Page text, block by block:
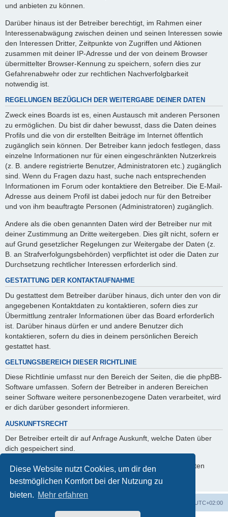
Diese Website nutzt Cookies, um dir den
bestmöglichen Komfort bei der Nutzung zu
bieten. Mehr erfahren
und anbieten zu können.
Darüber hinaus ist der Betreiber berechtigt, im Rahmen einer
Interessenabwägung zwischen deinen und seinen Interessen sowie
den Interessen Dritter, Zeitpunkte von Zugriffen und Aktionen
zusammen mit deiner IP-Adresse und der von deinem Browser
übermittelter Browser-Kennung zu speichern, sofern dies zur
Gefahrenabwehr oder zur rechtlichen Nachverfolgbarkeit
notwendig ist.
REGELUNGEN BEZÜGLICH DER WEITERGABE DEINER DATEN
Zweck eines Boards ist es, einen Austausch mit anderen Personen
zu ermöglichen. Du bist dir daher bewusst, dass die Daten deines
Profils und die von dir erstellten Beiträge im Internet öffentlich
zugänglich sein können. Der Betreiber kann jedoch festlegen, dass
einzelne Informationen nur für einen eingeschränkten Nutzerkreis
(z. B. andere registrierte Benutzer, Administratoren etc.) zugänglich
sind. Wenn du Fragen dazu hast, suche nach entsprechenden
Informationen im Forum oder kontaktiere den Betreiber. Die E-Mail-
Adresse aus deinem Profil ist dabei jedoch nur für den Betreiber
und von ihm beauftragte Personen (Administratoren) zugänglich.
Andere als die oben genannten Daten wird der Betreiber nur mit
deiner Zustimmung an Dritte weitergeben. Dies gilt nicht, sofern er
auf Grund gesetzlicher Regelungen zur Weitergabe der Daten (z.
B. an Strafverfolgungsbehörden) verpflichtet ist oder die Daten zur
Durchsetzung rechtlicher Interessen erforderlich sind.
GESTATTUNG DER KONTAKTAUFNAHME
Du gestattest dem Betreiber darüber hinaus, dich unter den von dir
angegebenen Kontaktdaten zu kontaktieren, sofern dies zur
Übermittlung zentraler Informationen über das Board erforderlich
ist. Darüber hinaus dürfen er und andere Benutzer dich
kontaktieren, sofern du dies in deinem persönlichen Bereich
gestattet hast.
GELTUNGSBEREICH DIESER RICHTLINIE
Diese Richtlinie umfasst nur den Bereich der Seiten, die die phpBB-
Software umfassen. Sofern der Betreiber in anderen Bereichen
seiner Software weitere personenbezogene Daten verarbeitet, wird
er dich darüber gesondert informieren.
AUSKUNFTSRECHT
Der Betreiber erteilt dir auf Anfrage Auskunft, welche Daten über
dich gespeichert sind.
Du kannst jederzeit die Löschung bzw. Sperrung deiner Daten
verlangen. Kontaktiere hierzu bitte den Betreiber.
UTC+02:00